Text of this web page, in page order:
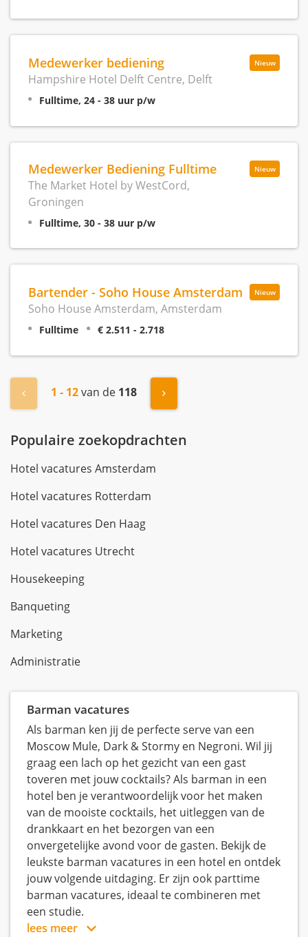
Nieuw
Medewerker bediening
Hampshire Hotel Delft Centre, Delft
Fulltime, 24 - 38 uur p/w
Nieuw
Medewerker Bediening Fulltime
The Market Hotel by WestCord,
Groningen
Fulltime, 30 - 38 uur p/w
Nieuw
Bartender - Soho House Amsterdam
Soho House Amsterdam, Amsterdam
Fulltime € 2.511 - 2.718
« Vorige1 - 12van de 118 Volgende »
Populaire zoekopdrachten
Hotel vacatures Amsterdam
Hotel vacatures Rotterdam
Hotel vacatures Den Haag
Hotel vacatures Utrecht
Housekeeping
Banqueting
Marketing
Administratie
Barman vacatures
Als barman ken jij de perfecte serve van een
Moscow Mule, Dark & Stormy en Negroni. Wil jij
graag een lach op het gezicht van een gast
toveren met jouw cocktails? Als barman in een
hotel ben je verantwoordelijk voor het maken
van de mooiste cocktails, het uitleggen van de
drankkaart en het bezorgen van een
onvergetelijke avond voor de gasten. Bekijk de
leukste barman vacatures in een hotel en ontdek
jouw volgende uitdaging. Er zijn ook parttime
barman vacatures, ideaal te combineren met
een studie.
lees meer